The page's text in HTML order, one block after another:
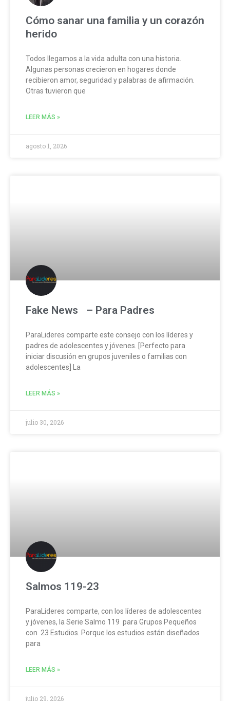
Cómo sanar una familia y un corazón
herido
Todos llegamos a la vida adulta con una historia.
Algunas personas crecieron en hogares donde
recibieron amor, seguridad y palabras de afirmación.
Otras tuvieron que
LEER MÁS »
agosto 1, 2026
Fake News – Para Padres
ParaLideres comparte este consejo con los líderes y
padres de adolescentes y jóvenes. [Perfecto para
iniciar discusión en grupos juveniles o familias con
adolescentes] La
LEER MÁS »
julio 30, 2026
Salmos 119-23
ParaLideres comparte, con los líderes de adolescentes
y jóvenes, la Serie Salmo 119 para Grupos Pequeños
con 23 Estudios. Porque los estudios están diseñados
para
LEER MÁS »
julio 29, 2026